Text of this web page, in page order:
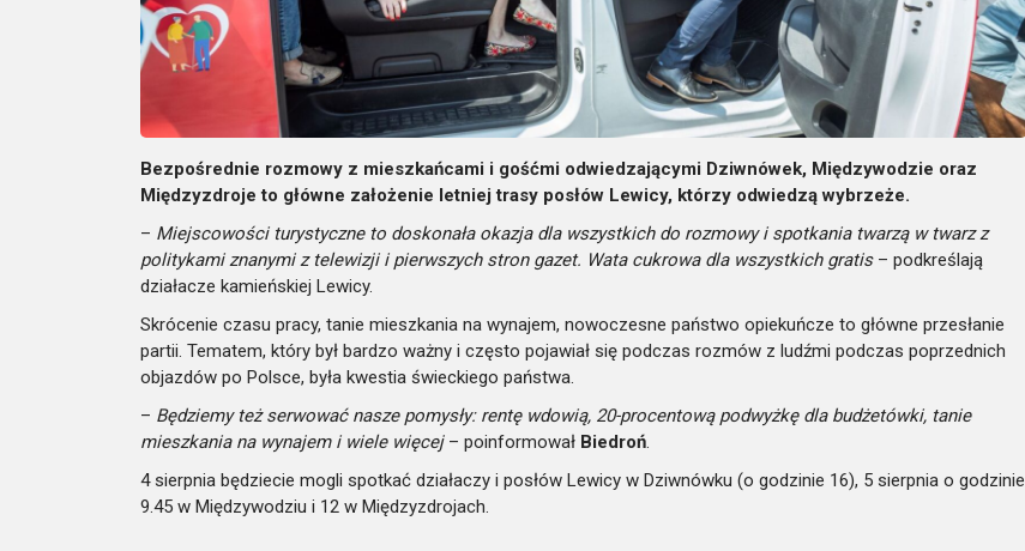
Bezpośrednie rozmowy z mieszkańcami i gośćmi odwiedzającymi Dziwnówek, Międzywodzie oraz
Międzyzdroje to główne założenie letniej trasy posłów Lewicy, którzy odwiedzą wybrzeże.
– Miejscowości turystyczne to doskonała okazja dla wszystkich do rozmowy i spotkania twarzą w twarz z
politykami znanymi z telewizji i pierwszych stron gazet. Wata cukrowa dla wszystkich gratis– podkreślają
działacze kamieńskiej Lewicy.
Skrócenie czasu pracy, tanie mieszkania na wynajem, nowoczesne państwo opiekuńcze to główne przesłanie
partii. Tematem, który był bardzo ważny i często pojawiał się podczas rozmów z ludźmi podczas poprzednich
objazdów po Polsce, była kwestia świeckiego państwa.
– Będziemy też serwować nasze pomysły: rentę wdowią, 20-procentową podwyżkę dla budżetówki, tanie
mieszkania na wynajem i wiele więcej– poinformował Biedroń.
4 sierpnia będziecie mogli spotkać działaczy i posłów Lewicy w Dziwnówku (o godzinie 16), 5 sierpnia o godzinie
9.45 w Międzywodziu i 12 w Międzyzdrojach.